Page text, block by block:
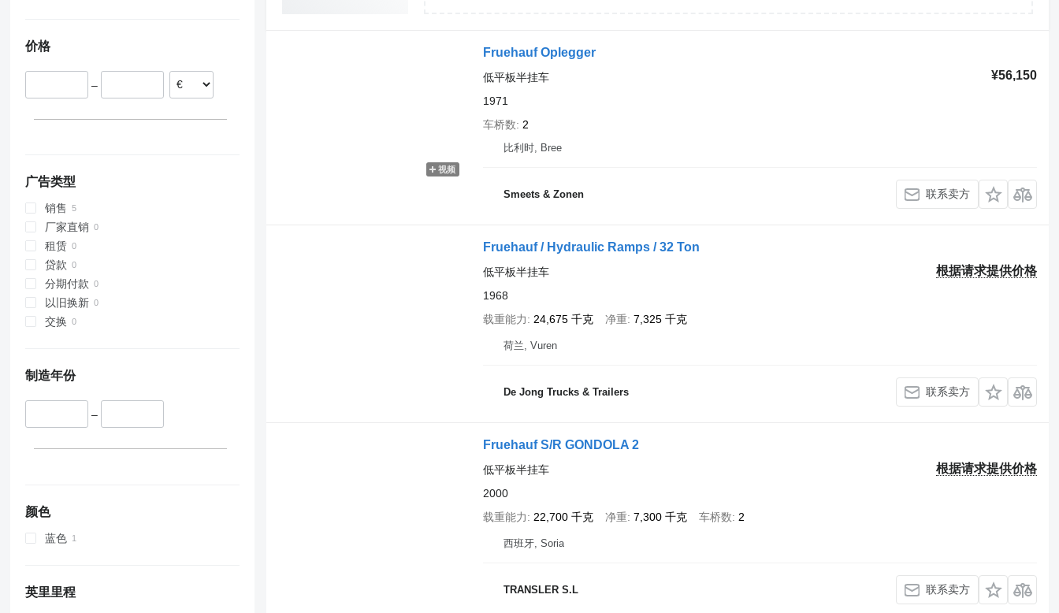
比利时
价格
–
广告类型
销售
厂家直销
租赁
贷款
分期付款
以旧换新
交换
制造年份
–
颜色
蓝色
英里里程
视频
Fruehauf Oplegger
¥56,150
低平板半挂车
1971
车桥数
2
比利时, Bree
Smeets & Zonen 联系卖方
Fruehauf / Hydraulic Ramps / 32 Ton
根据请求提供价格
低平板半挂车
1968
载重能力
24,675 千克 净重 7,325 千克
荷兰, Vuren
De Jong Trucks & Trailers 联系卖方
Fruehauf S/R GONDOLA 2
根据请求提供价格
低平板半挂车
2000
载重能力
22,700 千克 净重 7,300 千克 车桥数 2
西班牙, Soria
TRANSLER S.L 联系卖方